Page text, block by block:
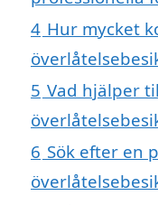
4 Hur mycket
5 Vad hjälper
6 Sök efter en